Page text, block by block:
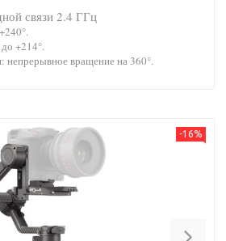
связи 2.4 ГГц
+214°.
непрерывное вращение на 360°.
-16%